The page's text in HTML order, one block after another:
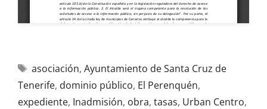
asociación, Ayuntamiento de Santa Cruz de
Tenerife, dominio público, El Perenquén,
expediente, Inadmisión, obra, tasas, Urban Centro,